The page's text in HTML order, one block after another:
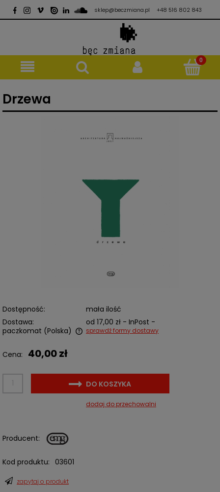
sklep@beczmiana.pl +48 516 802 843
Drzewa
Dostępność:
mała ilość
Dostawa:
od 17,00 zł - InPost -
paczkomat (Polska) sprawdź formy dostawy
Cena: 40,00 zł
DO KOSZYKA
dodaj do przechowalni
Producent:
Kod produktu: 03601
zapytaj o produkt